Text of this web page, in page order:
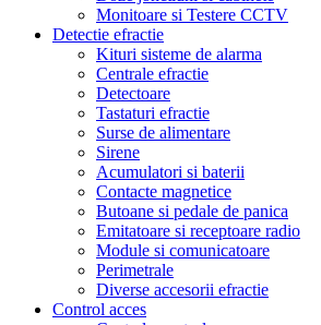
Monitoare si Testere CCTV
Detectie efractie
Kituri sisteme de alarma
Centrale efractie
Detectoare
Tastaturi efractie
Surse de alimentare
Sirene
Acumulatori si baterii
Contacte magnetice
Butoane si pedale de panica
Emitatoare si receptoare radio
Module si comunicatoare
Perimetrale
Diverse accesorii efractie
Control acces